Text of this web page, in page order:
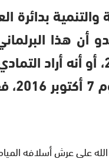
بدائرة
أن هذا
الخطاب الذي كان واضحا وصريحا بمناسبة الذكرى 17
التي